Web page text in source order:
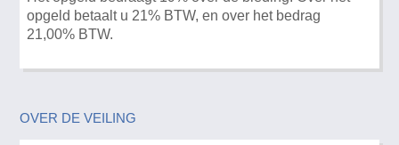
opgeld betaalt u 21% BTW, en over het bedrag
21,00% BTW.
OVER DE VEILING